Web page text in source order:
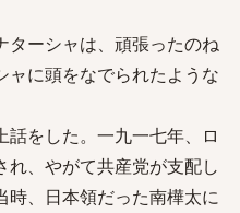
ーシャは、頑張ったのね
ャに頭をなでられたような
をした。一九一七年、ロ
れ、やがて共産党が支配し
時、日本領だった南樺太に